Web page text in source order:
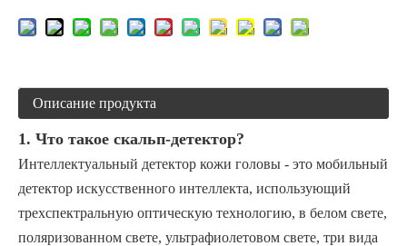
Описание продукта
1. Что такое скальп-детектор?
Интеллектуальный детектор кожи головы - это мобильный
детектор искусственного интеллекта, использующий
трехспектральную оптическую технологию, в белом свете,
поляризованном свете, ультрафиолетовом свете, три вида